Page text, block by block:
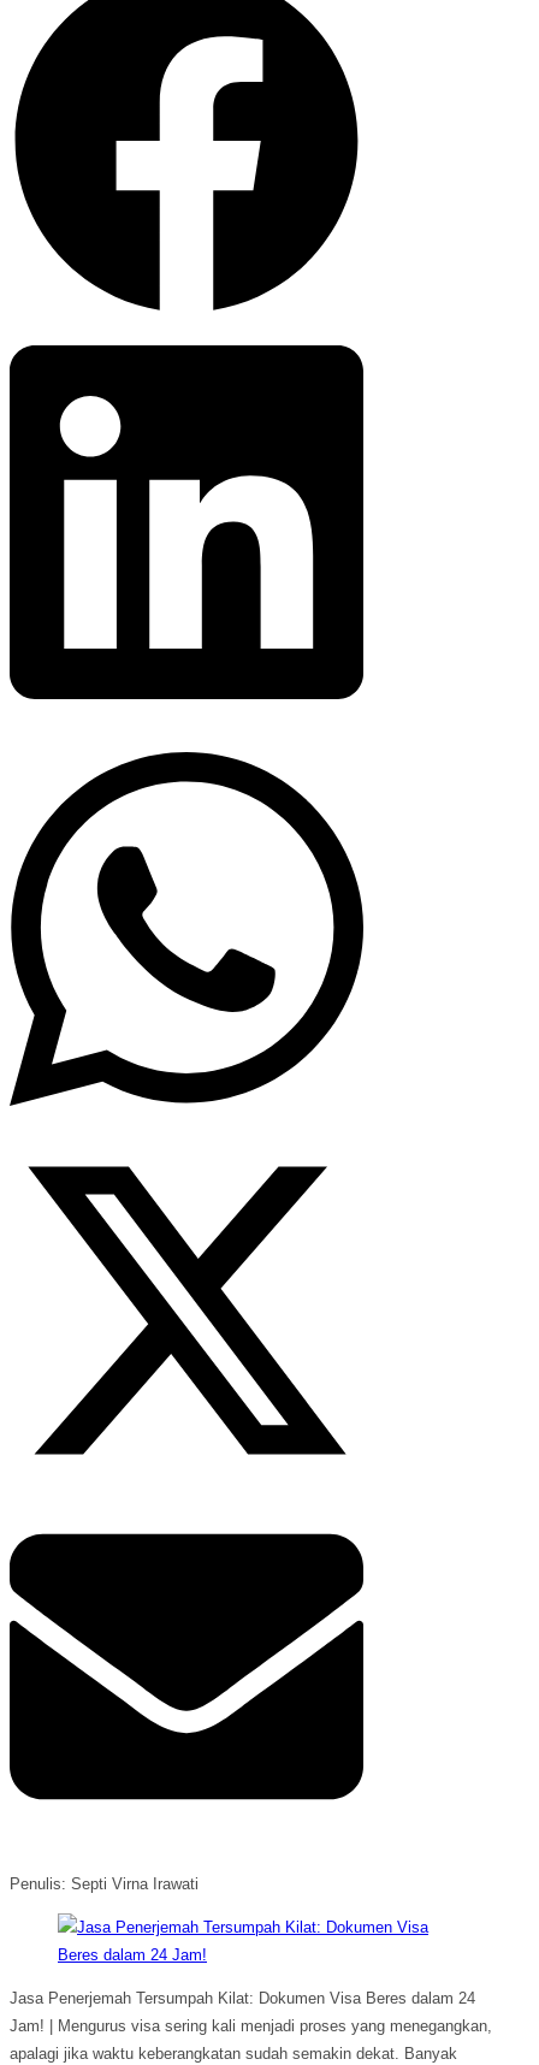
Penulis: Septi Virna Irawati
Jasa Penerjemah Tersumpah Kilat: Dokumen Visa Beres dalam 24
Jam! | Mengurus visa sering kali menjadi proses yang menegangkan,
apalagi jika waktu keberangkatan sudah semakin dekat. Banyak